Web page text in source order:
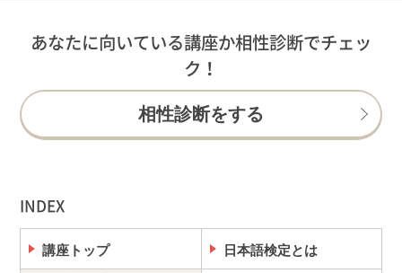
あなたに向いている講座か相性診断でチェッ
ク！
相性診断をする
INDEX
講座トップ 日本語検定とは